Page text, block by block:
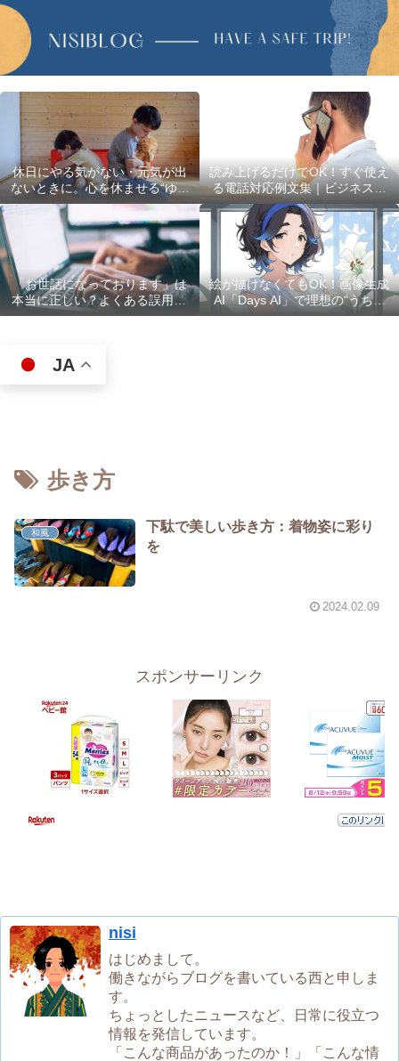
休日にやる気がない・元気が出
ないときに。心を休ませる“ゆる
い過ごし方”5選
読み上げるだけでOK！すぐ使え
る電話対応例文集｜ビジネスで
使える最初の言葉・最後の言葉
も完全網羅
「お世話になっております」は
本当に正しい？よくある誤用10
選
絵が描けなくてもOK！画像生成
AI「Days AI」で理想の“うちの
子”キャラクターを作ってみた体
JA
歩き方
和風
下駄で美しい歩き方：着物姿に彩り
を
2024.02.09
スポンサーリンク
nisi
はじめまして。
働きながらブログを書いている西と申しま
す。
ちょっとしたニュースなど、日常に役立つ
情報を発信しています。
「こんな商品があったのか！」「こんな情